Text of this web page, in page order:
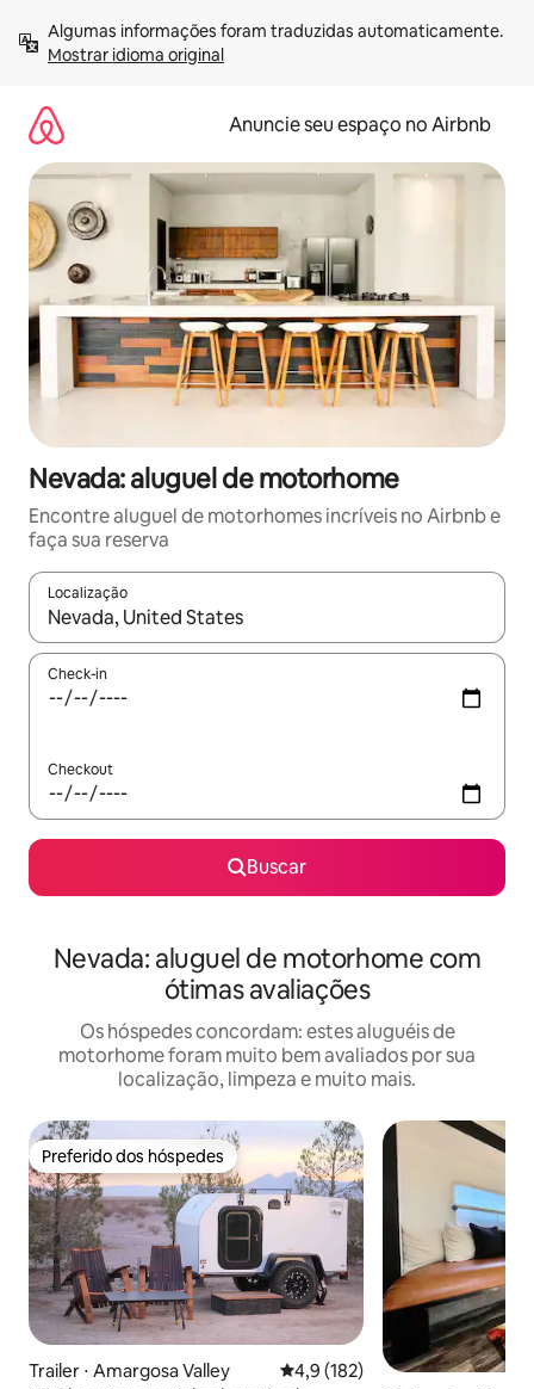
para
Mostrar idioma original
Anuncie seu espaço no Airbnb
Nevada: aluguel de motorhome
Encontre aluguel de motorhomes incríveis no Airbnb e
faça sua reserva
Localização
Quando os resultados estiverem disponíveis, explore-os
Check-in
Checkout
Buscar
Nevada: aluguel de motorhome com
ótimas avaliações
Os hóspedes concordam: estes aluguéis de
motorhome foram muito bem avaliados por sua
localização, limpeza e muito mais.
Preferido dos hóspedes
Preferido dos hóspedes
Trailer ⋅ Amargosa Valley 4,9 de uma avaliação média de
4,9 (182)